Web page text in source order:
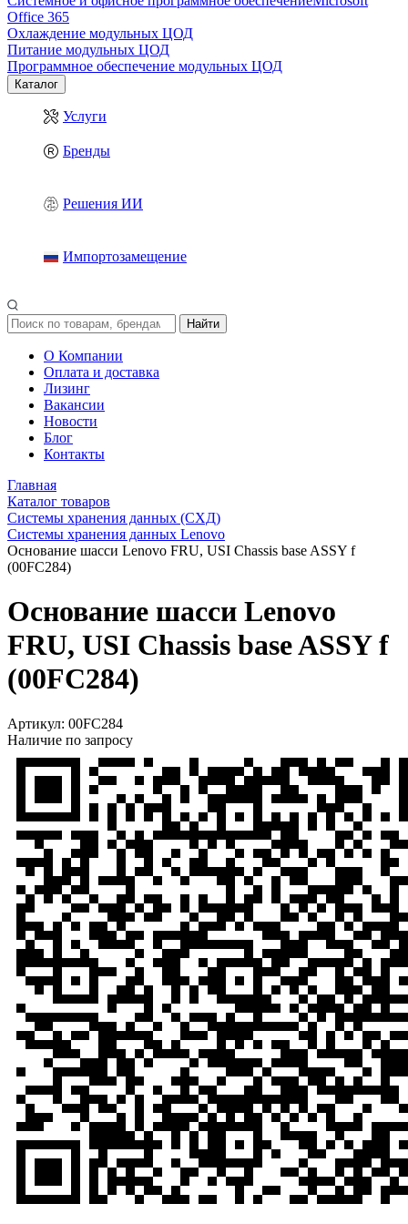
Office 365
Охлаждение модульных ЦОД
Питание модульных ЦОД
Программное обеспечение модульных ЦОД
Каталог
Услуги
Бренды
Решения ИИ
Импортозамещение
Найти
О Компании
Оплата и доставка
Лизинг
Вакансии
Новости
Блог
Контакты
Главная
Каталог товаров
Системы хранения данных (СХД)
Системы хранения данных Lenovo
Основание шасси Lenovo FRU, USI Chassis base ASSY f
(00FC284)
Основание шасси Lenovo
FRU, USI Chassis base ASSY f
(00FC284)
Артикул: 00FC284
Наличие по запросу